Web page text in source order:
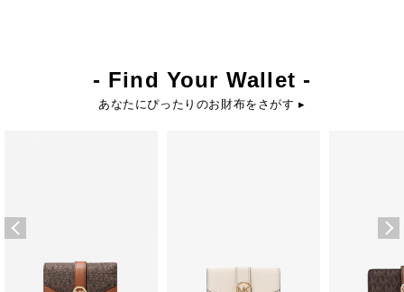
- Find Your Wallet -
あなたにぴったりのお財布をさがす ▸